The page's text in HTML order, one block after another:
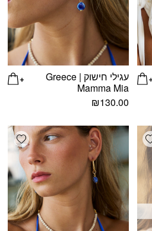
עגילי חישוק Greece |
Mamma Mia
₪130.00
Add wishlist